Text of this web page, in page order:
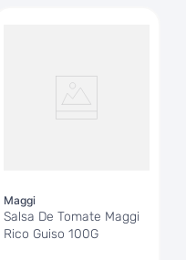
Maggi
Salsa De Tomate Maggi
Rico Guiso 100G